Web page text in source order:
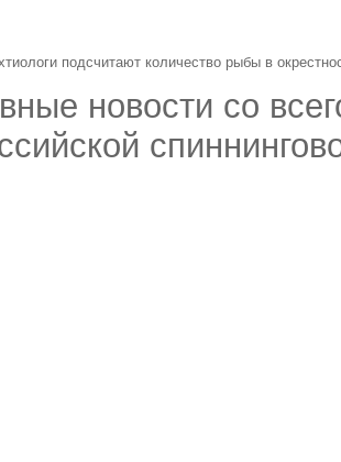
подсчитают количество рыбы в
новости со